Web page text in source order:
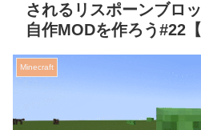
されるリスポーンブロ
自作MODを作ろう#22
Minecraft